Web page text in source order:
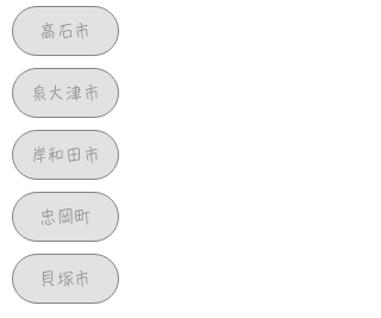
高石市
泉大津市
岸和田市
忠岡町
貝塚市